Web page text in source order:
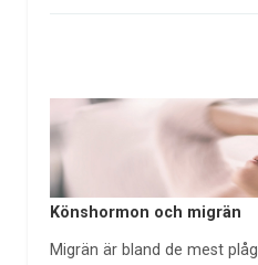
Könshormon och migrän
Migrän är bland de mest